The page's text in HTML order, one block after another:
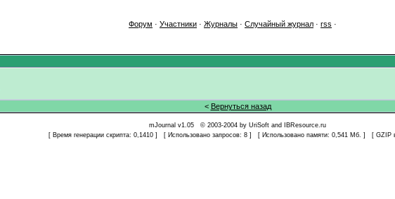
Форум · Участники · Журналы · Случайный журнал · rss ·
< Вернуться назад
mJournal v1.05 © 2003-2004 by UriSoft and
IBResource.ru
[ Время генерации скрипта: 0,1410 ] [ Использовано запросов: 8 ] [ Использовано памяти: 0,541 Мб. ] [ GZIP